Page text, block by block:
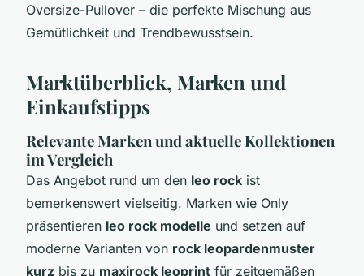
Oversize-Pullover – die perfekte Mischung aus
Gemütlichkeit und Trendbewusstsein.
Marktüberblick, Marken und
Einkaufstipps
Relevante Marken und aktuelle Kollektionen
im Vergleich
Das Angebot rund um den leo rock ist
bemerkenswert vielseitig. Marken wie Only
präsentieren leo rock modelle und setzen auf
moderne Varianten von rock leopardenmuster
kurz bis zu maxirock leoprint für zeitgemäßen